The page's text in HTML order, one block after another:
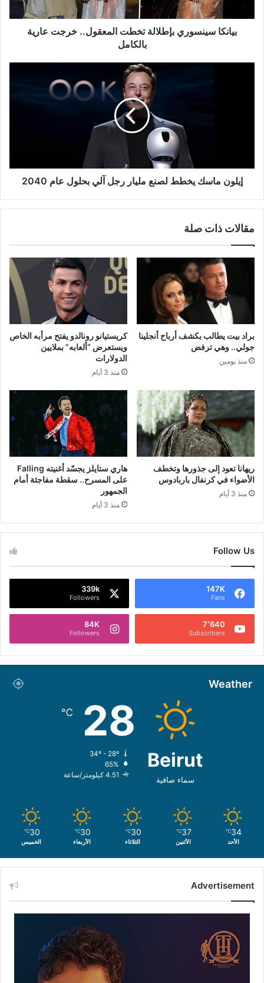
بالكامل
بيانكا سينسوري بإطلالة تخطت المعقول.. خرجت عارية
بالكامل
عام
2040إيلون ماسك يخطط لصنع مليار رجل آلي بحلول عام 2040
مقالات ذات صلة
براد بيت يطالب بكشف أرباح أنجلينا
جولي.. وهي ترفض
منذ يومين
كريستيانو رونالدو يفتح مرأبه الخاص
ويستعرض “ألعابه” بملايين
الدولارات
منذ 3 أيام
ريهانا تعود إلى جذورها وتخطف
الأضواء في كرنفال باربادوس
منذ 3 أيام
هاري ستايلز يجسّد أغنيته Falling
على المسرح.. سقطة مفاجئة أمام
الجمهور
منذ 3 أيام
Follow Us
147K
Fans
339k
Followers
7٬640
Subscribers
84K
Followers
Weather
Beirut
سماء صافية
28
℃
65%
4.51 كيلومتر/ساعة
34
℃
الأحد
37
℃
الأثنين
30
℃
الثلاثاء
30
℃
الأربعاء
30
℃
الخميس
Advertisement